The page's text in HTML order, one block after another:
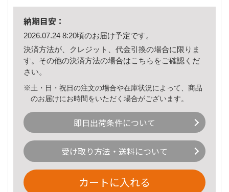
納期目安：
2026.07.24 8:20頃のお届け予定です。
決済方法が、クレジット、代金引換の場合に限りま
す。その他の決済方法の場合はこちら をご確認くだ
さい。
※土・日・祝日の注文の場合や在庫状況によって、商品
のお届けにお時間をいただく場合がございます。
即日出荷条件について
受け取り方法・送料について
カートに入れる